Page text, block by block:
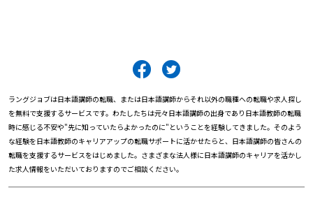
ラングジョブは日本語講師の転職、または日本語講師からそれ以外の職種への転職や求人探し
を無料で支援するサービスです。わたしたちは元々日本語講師の出身であり日本語教師の転職
時に感じる不安や"先に知っていたらよかったのに"ということを経験してきました。そのよう
な経験を日本語教師のキャリアアップの転職サポートに活かせたらと、日本語講師の皆さんの
転職を支援するサービスをはじめました。さまざまな法人様に日本語講師のキャリアを活かし
た求人情報をいただいておりますのでご相談ください。